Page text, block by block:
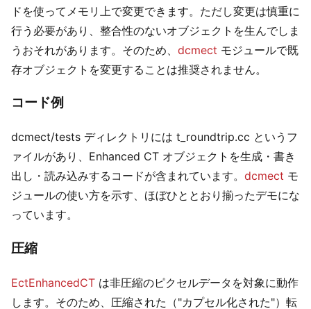
ドを使ってメモリ上で変更できます。ただし変更は慎重に
行う必要があり、整合性のないオブジェクトを生んでしま
うおそれがあります。そのため、 dcmect モジュールで既
存オブジェクトを変更することは推奨されません。
コード例
dcmect/tests ディレクトリには t_roundtrip.cc というフ
ァイルがあり、Enhanced CT オブジェクトを生成・書き
出し・読み込みするコードが含まれています。 dcmect モ
ジュールの使い方を示す、ほぼひととおり揃ったデモにな
っています。
圧縮
EctEnhancedCT は非圧縮のピクセルデータを対象に動作
します。そのため、圧縮された（"カプセル化された"）転